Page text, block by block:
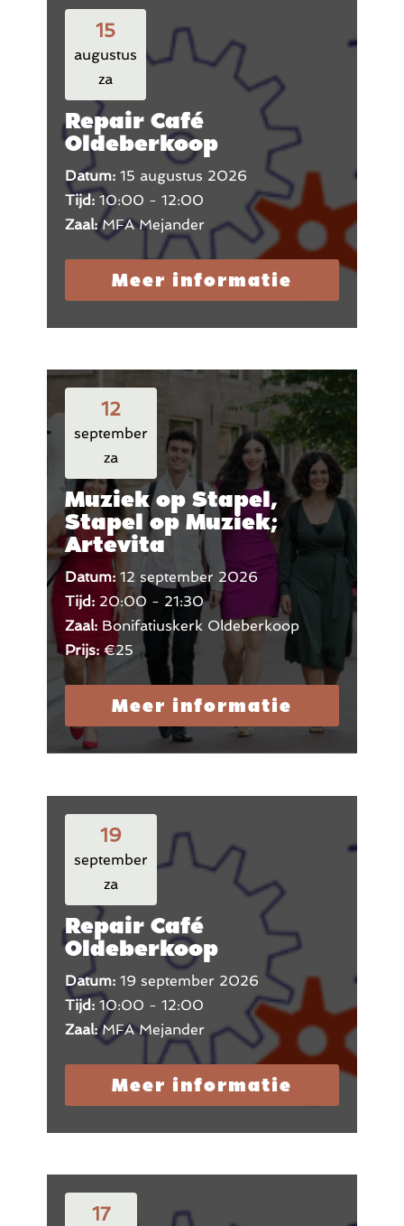
15
augustus
za
Repair Café
Oldeberkoop
Datum: 15 augustus 2026
Tijd: 10:00 - 12:00
Zaal:MFA Mejander
Meer informatie
12
september
za
Muziek op Stapel,
Stapel op Muziek;
Artevita
Datum: 12 september 2026
Tijd: 20:00 - 21:30
Zaal: Bonifatiuskerk Oldeberkoop
Prijs: €25
Meer informatie
19
september
za
Repair Café
Oldeberkoop
Datum: 19 september 2026
Tijd: 10:00 - 12:00
Zaal:MFA Mejander
Meer informatie
17